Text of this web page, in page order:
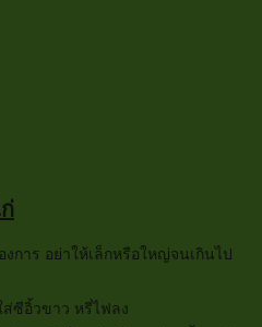
การ อย่าให้เล็กหรือใหญ่จนเกินไป
ซีอิ้วขาว หรี่ไฟลง